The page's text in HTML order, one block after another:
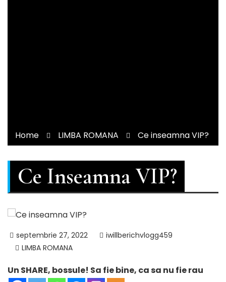
Home LIMBA ROMANA Ce inseamna VIP?
Ce Inseamna VIP?
septembrie 27, 2022
iwillberichvlogg459
LIMBA ROMANA
Un SHARE, bossule! Sa fie bine, ca sa nu fie rau